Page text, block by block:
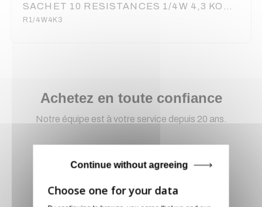
R1/4W4K3
Achetez en toute confiance
Notre équipe est à votre service depuis 20 ans.
Livraison via GLS
Retirer vos produits
Continue without agreeing